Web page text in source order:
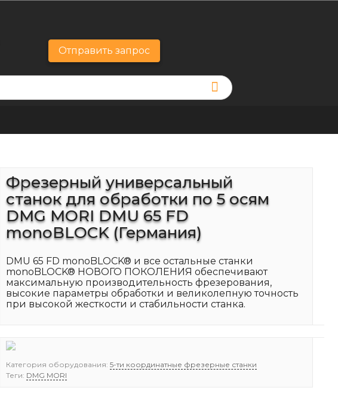
Отправить запрос
Фрезерный универсальный
станок для обработки по 5 осям
DMG MORI DMU 65 FD
monoBLOCK (Германия)
DMU 65 FD monoBLOCK® и все остальные станки
monoBLOCK® НОВОГО ПОКОЛЕНИЯ обеспечивают
максимальную производительность фрезерования,
высокие параметры обработки и великолепную точность
при высокой жесткости и стабильности станка.
Категория оборудования: 5-ти координатные фрезерные станки
Теги: DMG MORI